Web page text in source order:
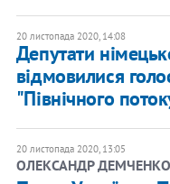
20 листопада 2020, 14:08
Депутати
відмовилися
"Північного
20 листопада 2020, 13:05
ОЛЕКСАНДР ДЕМЧЕНКО